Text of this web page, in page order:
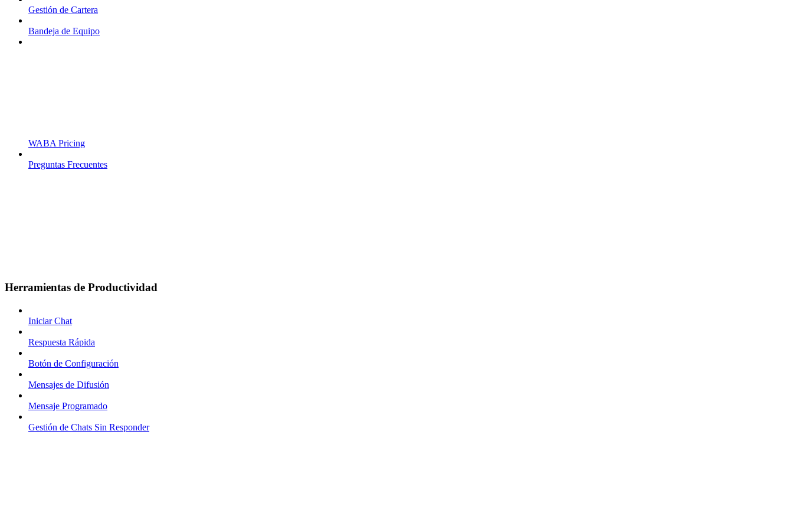
Gestión de Cartera
Bandeja de Equipo
WABA Pricing
Preguntas Frecuentes
Herramientas de Productividad
Iniciar Chat
Respuesta Rápida
Botón de Configuración
Mensajes de Difusión
Mensaje Programado
Gestión de Chats Sin Responder